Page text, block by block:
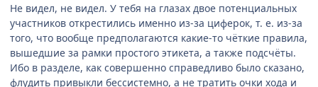
Не видел, не видел. У тебя на глазах двое потенциальных
участников открестились именно из-за циферок, т. е. из-за
того, что вообще предполагаются какие-то чёткие правила,
вышедшие за рамки простого этикета, а также подсчёты.
Ибо в разделе, как совершенно справедливо было сказано,
флудить привыкли бессистемно, а не тратить очки хода и